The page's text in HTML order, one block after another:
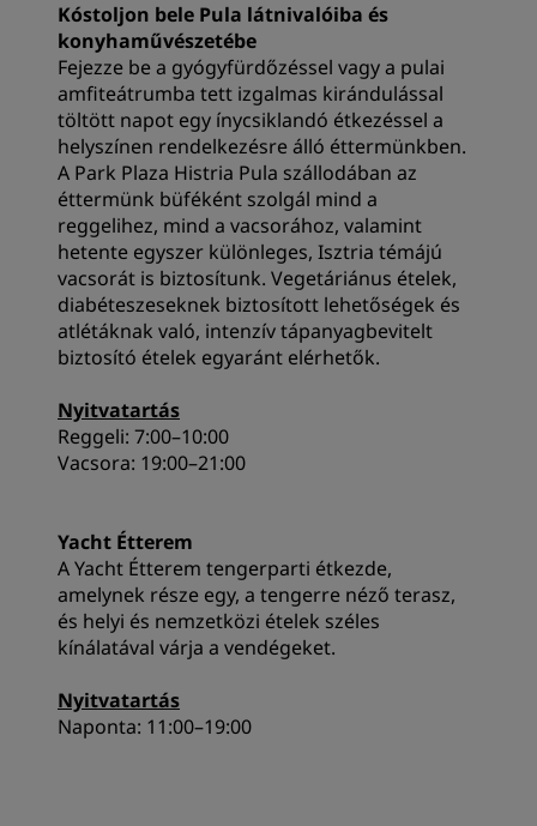
Kóstoljon bele Pula látnivalóiba és
konyhaművészetébe
Fejezze be a gyógyfürdőzéssel vagy a pulai
amfiteátrumba tett izgalmas kirándulással
töltött napot egy ínycsiklandó étkezéssel a
helyszínen rendelkezésre álló éttermünkben.
A Park Plaza Histria Pula szállodában az
éttermünk büféként szolgál mind a
reggelihez, mind a vacsorához, valamint
hetente egyszer különleges, Isztria témájú
vacsorát is biztosítunk. Vegetáriánus ételek,
diabéteszeseknek biztosított lehetőségek és
atlétáknak való, intenzív tápanyagbevitelt
biztosító ételek egyaránt elérhetők.
Nyitvatartás
Reggeli: 7:00–10:00
Vacsora: 19:00–21:00
Yacht Étterem
A Yacht Étterem tengerparti étkezde,
amelynek része egy, a tengerre néző terasz,
és helyi és nemzetközi ételek széles
kínálatával várja a vendégeket.
Nyitvatartás
Naponta: 11:00–19:00